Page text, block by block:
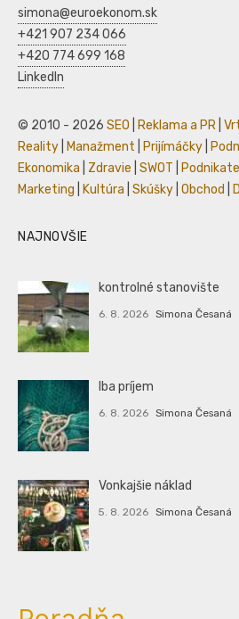
simona@euroekonom.sk
+421 907 234 066
+420 774 699 168
LinkedIn
© 2010 - 2026 SEO Reklama a PR
Reality
Manažment Prijímáčky
Ekonomika
Zdravie SWOT
Marketing
Kultúra Skúšky Obchod
NAJNOVŠIE
kontrolné stanovište
6. 8. 2026 Simona Česaná
Iba príjem
6. 8. 2026 Simona Česaná
Vonkajšie náklad
5. 8. 2026 Simona Česaná